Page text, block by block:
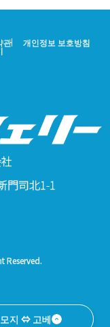
관 개인정보 보호방침
門司北1-1
Reserved.
지 ⇔ 고베